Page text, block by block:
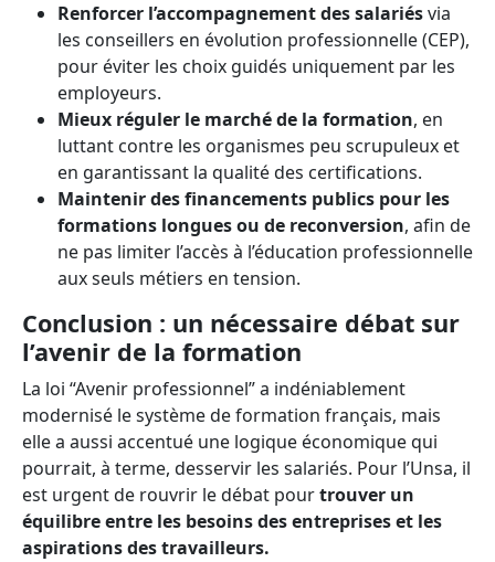
Renforcer l’accompagnement des salariésvia
les conseillers en évolution professionnelle (CEP),
pour éviter les choix guidés uniquement par les
employeurs.
Mieux réguler le marché de la formation, en
luttant contre les organismes peu scrupuleux et
en garantissant la qualité des certifications.
Maintenir des financements publics pour les
formations longues ou de reconversion, afin de
ne pas limiter l’accès à l’éducation professionnelle
aux seuls métiers en tension.
Conclusion : un nécessaire débat sur
l’avenir de la formation
La loi “Avenir professionnel” a indéniablement
modernisé le système de formation français, mais
elle a aussi accentué une logique économique qui
pourrait, à terme, desservir les salariés. Pour l’Unsa, il
est urgent de rouvrir le débat pourtrouver un
équilibre entre les besoins des entreprises et les
aspirations des travailleurs.